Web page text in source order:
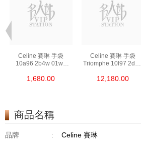
Celine 賽琳 手袋
10a96 2b4w 01wb
Pouch
1,680.00
Celine 賽琳 手袋
Triomphe 10l97 2dqb
12,180.00
商品名稱
品牌 : Celine 賽琳